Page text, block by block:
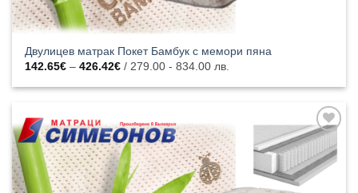
Двулицев матрак Покет Бамбук с мемори пяна
142.65€ – 426.42€Price
142.65€
/ 279.00 - 834.00 лв.
Добавяне
към
списъка с
харесани
продукти